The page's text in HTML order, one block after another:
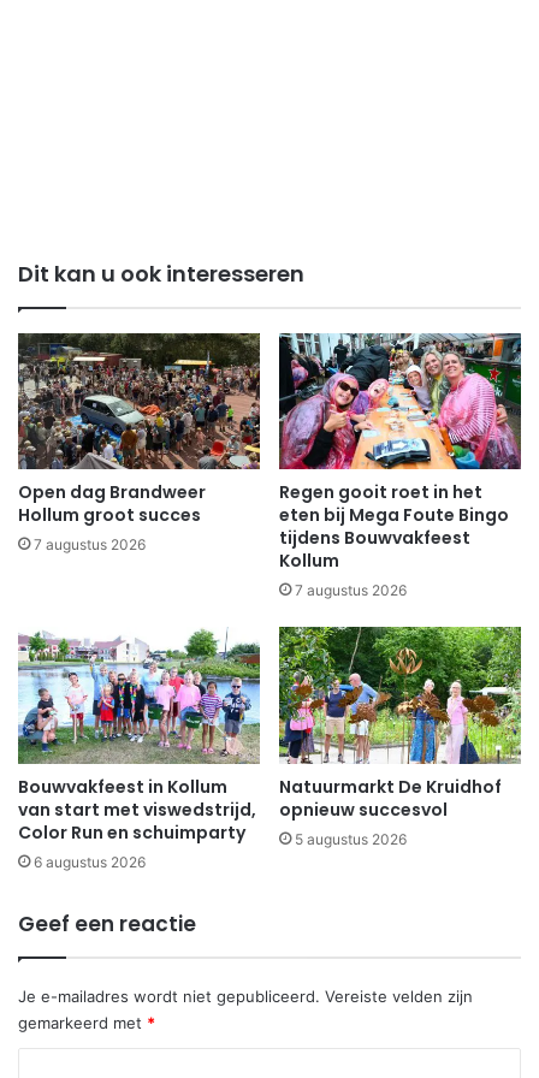
Dit kan u ook interesseren
Open dag Brandweer
Hollum groot succes
7 augustus 2026
Regen gooit roet in het
eten bij Mega Foute Bingo
tijdens Bouwvakfeest
Kollum
7 augustus 2026
Bouwvakfeest in Kollum
van start met viswedstrijd,
Color Run en schuimparty
6 augustus 2026
Natuurmarkt De Kruidhof
opnieuw succesvol
5 augustus 2026
Geef een reactie
Je e-mailadres wordt niet gepubliceerd. Vereiste velden zijn
gemarkeerd met *